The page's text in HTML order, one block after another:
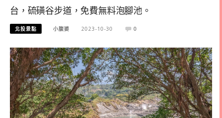
台，硫磺谷步道，免費無料泡腳池。
北投景點 小腹婆 2023-10-30 0